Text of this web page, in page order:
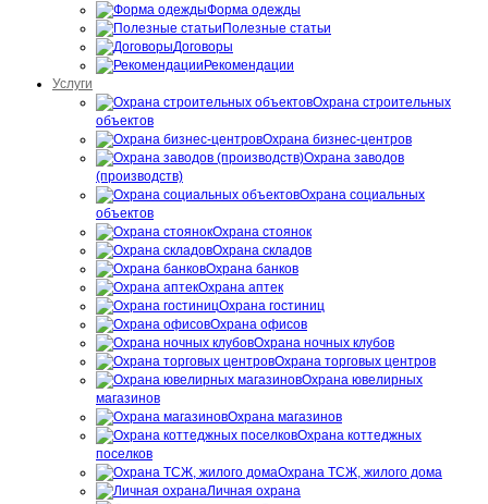
Форма одежды
Полезные статьи
Договоры
Рекомендации
Услуги
Охрана строительных
объектов
Охрана бизнес-центров
Охрана заводов
(производств)
Охрана социальных
объектов
Охрана стоянок
Охрана складов
Охрана банков
Охрана аптек
Охрана гостиниц
Охрана офисов
Охрана ночных клубов
Охрана торговых центров
Охрана ювелирных
магазинов
Охрана магазинов
Охрана коттеджных
поселков
Охрана ТСЖ, жилого дома
Личная охрана